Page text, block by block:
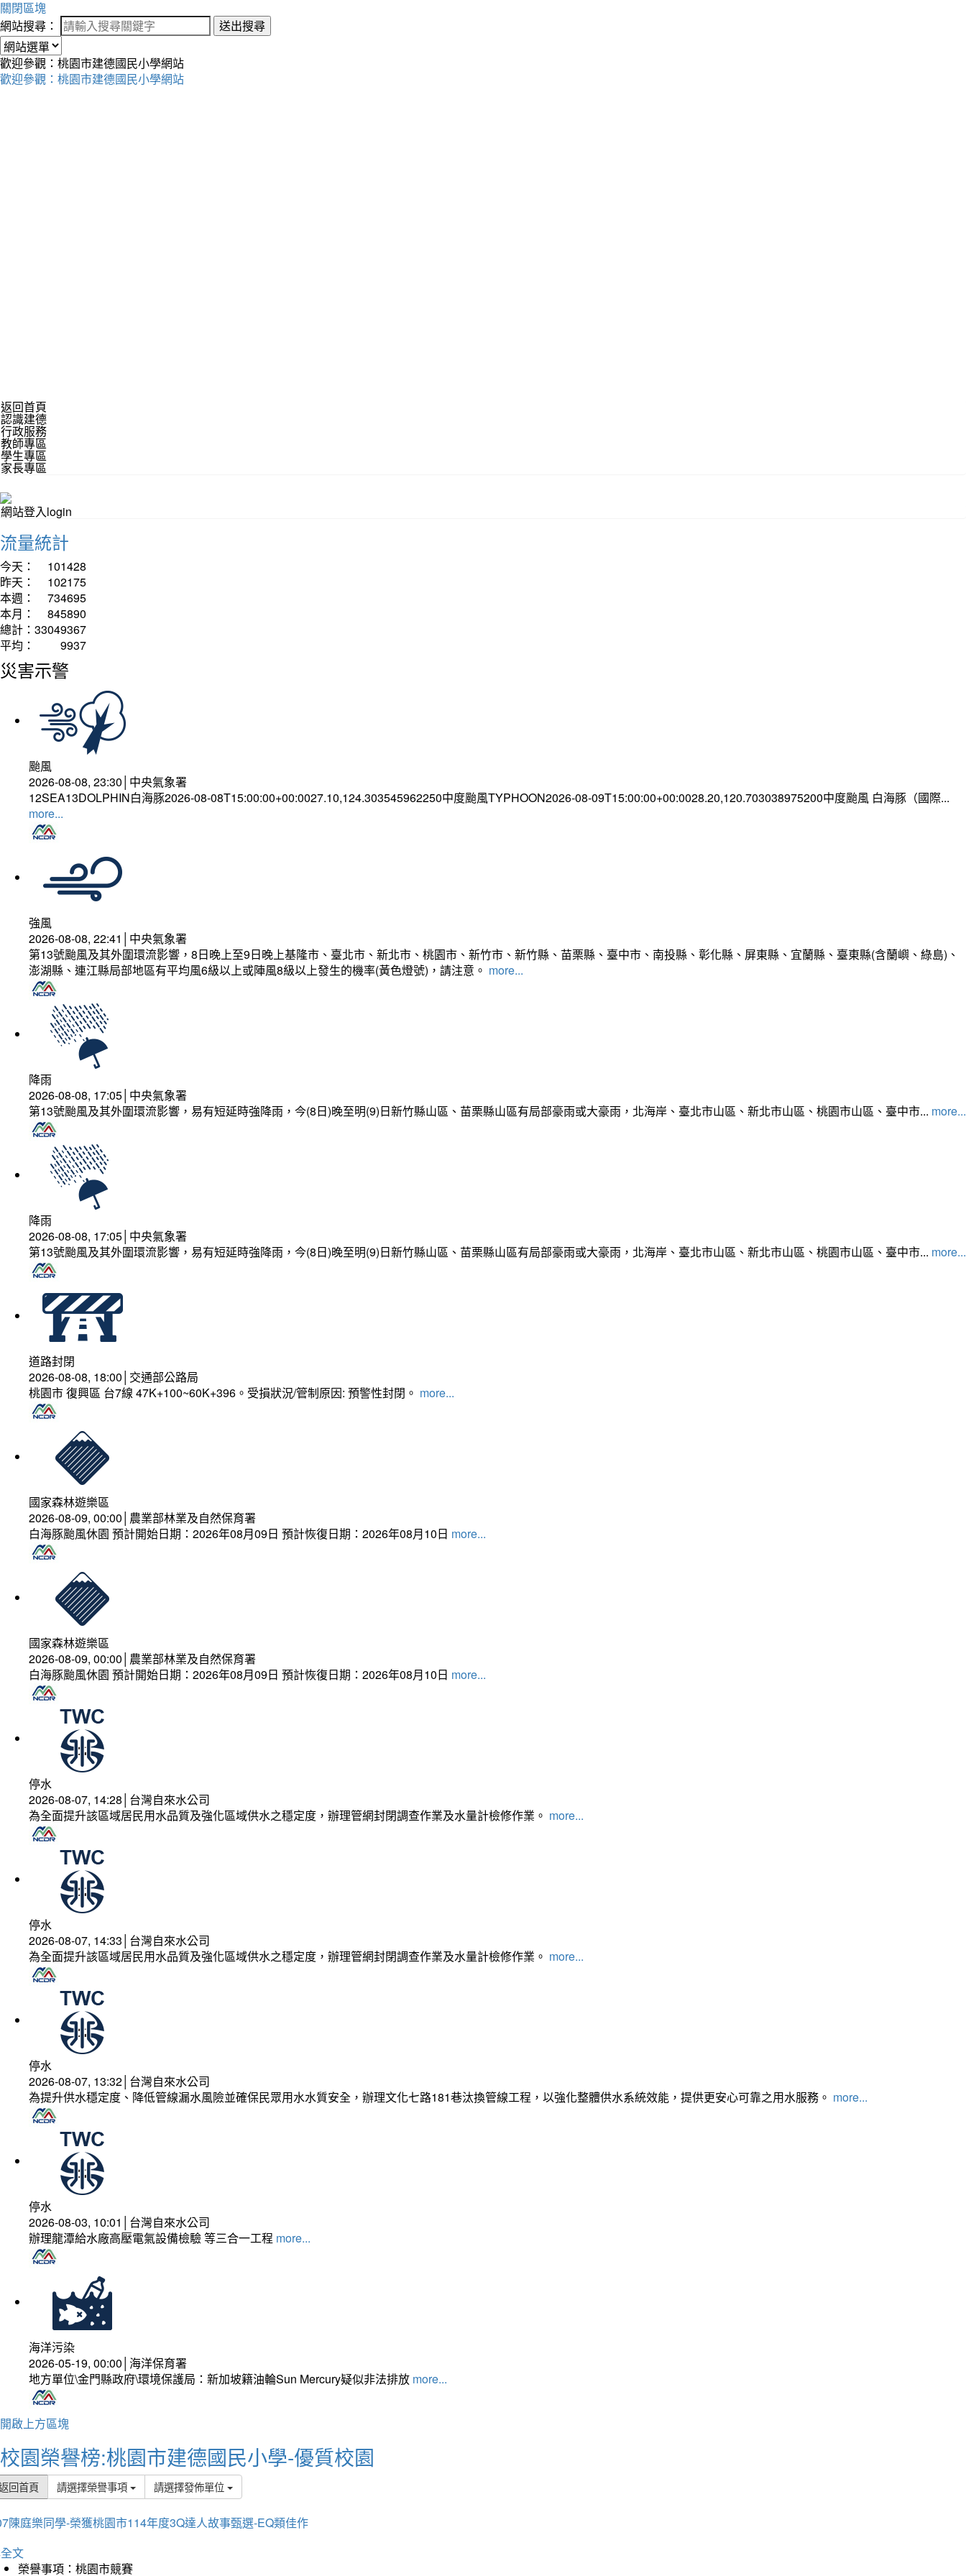
關閉區塊
網站搜尋：
送出搜尋
歡迎參觀：桃園市建德國民小學網站
歡迎參觀：桃園市建德國民小學網站
返回首頁
認識建德
行政服務
教師專區
學生專區
家長專區
網站登入login
流量統計
今天：
101428
昨天：
102175
本週：
734695
本月：
845890
總計： 33049367
平均：
9937
災害示警
颱風
2026-08-08, 23:30│中央氣象署
12SEA13DOLPHIN白海豚2026-08-08T15:00:00+00:0027.10,124.303545962250中度颱風TYPHOON2026-08-09T15:00:00+00:0028.20,120.703038975200中度颱風 白海豚（國際...
more...
強風
2026-08-08, 22:41│中央氣象署
第13號颱風及其外圍環流影響，8日晚上至9日晚上基隆市、臺北市、新北市、桃園市、新竹市、新竹縣、苗栗縣、臺中市、南投縣、彰化縣、屏東縣、宜蘭縣、臺東縣(含蘭嶼、綠島)、
澎湖縣、連江縣局部地區有平均風6級以上或陣風8級以上發生的機率(黃色燈號)，請注意。 more...
降雨
2026-08-08, 17:05│中央氣象署
第13號颱風及其外圍環流影響，易有短延時強降雨，今(8日)晚至明(9)日新竹縣山區、苗栗縣山區有局部豪雨或大豪雨，北海岸、臺北市山區、新北市山區、桃園市山區、臺中市... more...
降雨
2026-08-08, 17:05│中央氣象署
第13號颱風及其外圍環流影響，易有短延時強降雨，今(8日)晚至明(9)日新竹縣山區、苗栗縣山區有局部豪雨或大豪雨，北海岸、臺北市山區、新北市山區、桃園市山區、臺中市... more...
道路封閉
2026-08-08, 18:00│交通部公路局
桃園市 復興區 台7線 47K+100~60K+396。受損狀況/管制原因: 預警性封閉。 more...
國家森林遊樂區
2026-08-09, 00:00│農業部林業及自然保育署
白海豚颱風休園 預計開始日期：2026年08月09日 預計恢復日期：2026年08月10日 more...
國家森林遊樂區
2026-08-09, 00:00│農業部林業及自然保育署
白海豚颱風休園 預計開始日期：2026年08月09日 預計恢復日期：2026年08月10日 more...
停水
2026-08-07, 14:28│台灣自來水公司
為全面提升該區域居民用水品質及強化區域供水之穩定度，辦理管網封閉調查作業及水量計檢修作業。 more...
停水
2026-08-07, 14:33│台灣自來水公司
為全面提升該區域居民用水品質及強化區域供水之穩定度，辦理管網封閉調查作業及水量計檢修作業。 more...
停水
2026-08-07, 13:32│台灣自來水公司
為提升供水穩定度、降低管線漏水風險並確保民眾用水水質安全，辦理文化七路181巷汰換管線工程，以強化整體供水系統效能，提供更安心可靠之用水服務。 more...
停水
2026-08-03, 10:01│台灣自來水公司
辦理龍潭給水廠高壓電氣設備檢驗 等三合一工程 more...
海洋污染
2026-05-19, 00:00│海洋保育署
地方單位\金門縣政府\環境保護局：新加坡籍油輪Sun Mercury疑似非法排放 more...
開啟上方區塊
校園榮譽榜:桃園市建德國民小學-優質校園
回首頁 請選擇榮譽事項 請選擇發佈單位
陳庭樂同學-榮獲桃園市114年度3Q達人故事甄選-EQ類佳作
文
榮譽事項：桃園市競賽